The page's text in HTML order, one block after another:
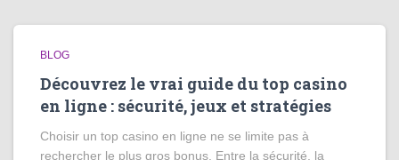
BLOG
Découvrez le vrai guide du top casino
en ligne : sécurité, jeux et stratégies
Choisir un top casino en ligne ne se limite pas à
rechercher le plus gros bonus. Entre la sécurité, la